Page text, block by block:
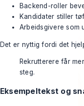
Backend-roller
Kandidater stiller
Arbeidsgivere som
Det er nyttig fordi det
Rekrutterere får
steg.
Eksempeltekst og